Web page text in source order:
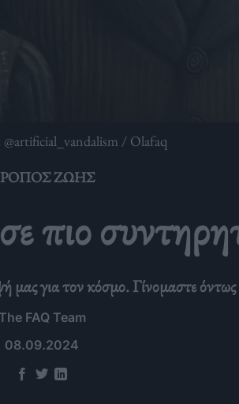
@artificial_vandalism / Olafaq
ΖΩΉΣ
πιο
μας για τον κόσμο. Γίνομαστε
The FAQ Team
08.09.2024